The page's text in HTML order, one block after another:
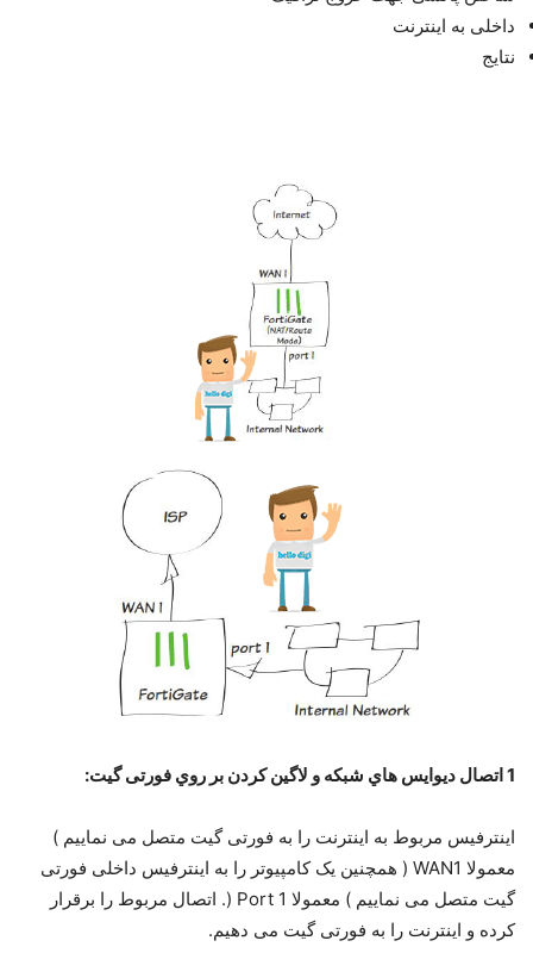
داﺧﻠﯽ ﺑﻪ اﯾﻨﺘﺮﻧﺖ
ﻧﺘﺎﯾﺞ
1 اﺗﺼﺎل دﯾﻮاﯾﺲ ﻫﺎي ﺷﺒﮑﻪ و ﻻﮔﯿﻦ ﮐﺮدن ﺑﺮ روي ﻓﻮرﺗﯽ ﮔﯿﺖ:
اﯾﻨﺘﺮﻓﯿﺲ ﻣﺮﺑﻮط ﺑﻪ اﯾﻨﺘﺮﻧﺖ را ﺑﻪ ﻓﻮرﺗﯽ ﮔﯿﺖ ﻣﺘﺼﻞ ﻣﯽ ﻧﻤﺎﯾﯿﻢ )
ﻣﻌﻤﻮﻻ WAN1 ( ﻫﻤﭽﻨﯿﻦ ﯾﮏ ﮐﺎﻣﭙﯿﻮﺗﺮ را ﺑﻪ اﯾﻨﺘﺮﻓﯿﺲ داﺧﻠﯽ ﻓﻮرﺗﯽ
ﮔﯿﺖ ﻣﺘﺼﻞ ﻣﯽ ﻧﻤﺎﯾﯿﻢ ) ﻣﻌﻤﻮﻻ 1 Port (. اﺗﺼﺎل ﻣﺮﺑﻮط را ﺑﺮﻗﺮار
ﮐﺮده و اﯾﻨﺘﺮﻧﺖ را ﺑﻪ ﻓﻮرﺗﯽ ﮔﯿﺖ ﻣﯽ دﻫﯿﻢ.